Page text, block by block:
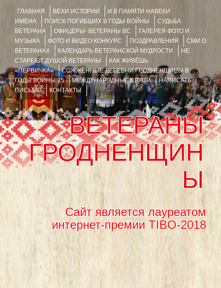
ГЛАВНАЯ ВЕХИ ИСТОРИИ
И В ПАМЯТИ НАВЕКИ
ИМЕНА
ПОИСК ПОГИБШИХ В ГОДЫ ВОЙНЫ
СУДЬБА
ВЕТЕРАНА
ОФИЦЕРЫ- ВЕТЕРАНЫ ВС
ГАЛЕРЕЯ ФОТО И
МУЗЫКА
ФОТО И ВИДЕО КОНКУРС ПОЗДРАВЛЕНИЯ
СМИ О
ВЕТЕРАНАХ
КАЛЕНДАРЬ ВЕТЕРАНСКОЙ МУДРОСТИ
НЕ
СТАРЕЮТ ДУШОЙ ВЕТЕРАНЫ
КАК ЖИВЁШЬ
«ПЕРВИЧКА»
СОЖЖЁННЫЕ ДЕРЕВНИ ГРОДНЕНЩИНЫ В
ГОДЫ ВОЙНЫ 35
МЕЖДУНАРОДНЫЕ СВЯЗИ
НАПИСАТЬ
ПИСЬМО
КОНТАКТЫ
ВЕТЕРАНЫ
ГРОДНЕНЩИН
Ы
Сайт является лауреатом
интернет-премии TIBO-2018